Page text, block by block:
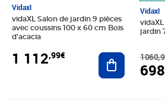
Vidaxl
vidaXL Salon de jardin 9 pièces
avec coussins 100 x 60 cm Bois
d'acacia
1 112,99€ Ajouter au
Vidaxl
jardin
698